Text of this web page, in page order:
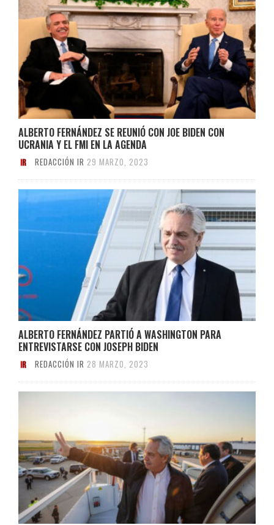
ALBERTO FERNÁNDEZ SE REUNIÓ CON JOE BIDEN CON
UCRANIA Y EL FMI EN LA AGENDA
REDACCIÓN IR 29 MARZO, 2023
ALBERTO FERNÁNDEZ PARTIÓ A WASHINGTON PARA
ENTREVISTARSE CON JOSEPH BIDEN
REDACCIÓN IR 28 MARZO, 2023